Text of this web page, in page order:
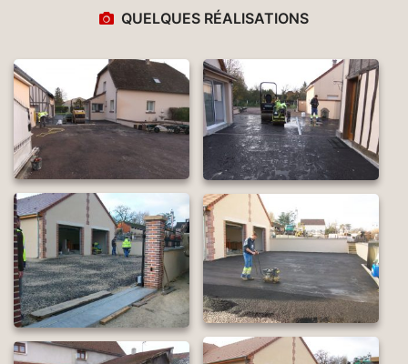
QUELQUES RÉALISATIONS